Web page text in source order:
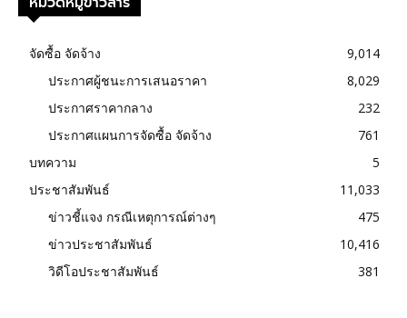
จัดซื้อ จัดจ้าง
9,014
ประกาศผู้ชนะการเสนอราคา
8,029
ประกาศราคากลาง
232
ประกาศแผนการจัดซื้อ จัดจ้าง
761
บทความ
5
ประชาสัมพันธ์
11,033
ข่าวชี้แจง กรณีเหตุการณ์ต่างๆ
475
ข่าวประชาสัมพันธ์
10,416
วิดีโอประชาสัมพันธ์
381